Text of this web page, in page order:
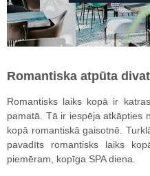
Romantiska atpūta
Romantisks laiks kopā ir
pamatā. Tā ir iespēja atkāpties
kopā romantiskā gaisotnē.
pavadīts romantisks laiks
piemēram, kopīga SPA diena.